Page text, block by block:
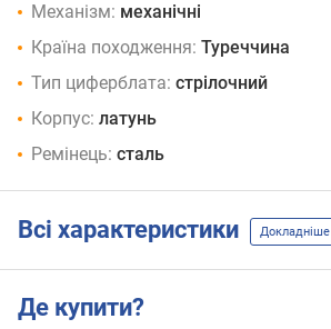
Механізм: механічні
Країна походження: Туреччина
Тип циферблата: стрілочний
Корпус: латунь
Ремінець: сталь
Всі характеристики Докладніше
Де купити?